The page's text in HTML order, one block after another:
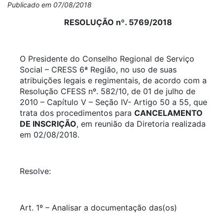
Publicado em 07/08/2018
RESOLUÇÃO nº. 5769/2018
O Presidente do Conselho Regional de Serviço
Social – CRESS 6ª Região, no uso de suas
atribuições legais e regimentais, de acordo com a
Resolução CFESS nº. 582/10, de 01 de julho de
2010 – Capítulo V – Seção IV- Artigo 50 a 55, que
trata dos procedimentos para CANCELAMENTO
DE INSCRIÇÃO, em reunião da Diretoria realizada
em 02/08/2018.
Resolve:
Art. 1º – Analisar a documentação das(os)